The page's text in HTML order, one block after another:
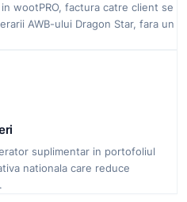
wootPRO, factura catre client se
AWB-ului Dragon Star, fara un
suplimentar in portofoliul
nationala care reduce